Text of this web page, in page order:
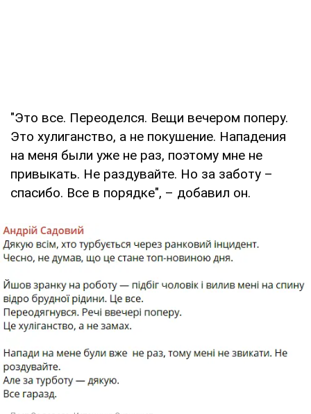
"Это все. Переоделся. Вещи вечером поперу.
Это хулиганство, а не покушение. Нападения
на меня были уже не раз, поэтому мне не
привыкать. Не раздувайте. Но за заботу –
спасибо. Все в порядке", – добавил он.